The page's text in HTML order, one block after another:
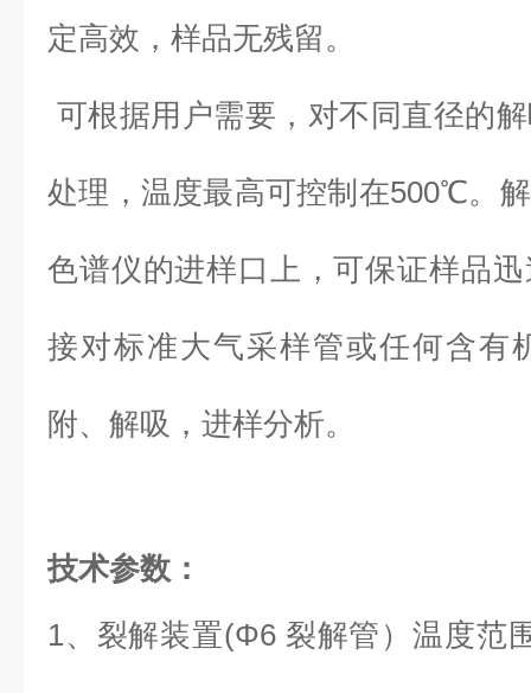
定高效，样品无残留。
可根据用户需要，对不同直径的
处理，温度最高可控制在500℃。
色谱仪的进样口上，可保证样品
接对标准大气采样管或任何含有
附、解吸，进样分析。
技术参数：
1、 裂解装置(Φ6 裂解管）温度范